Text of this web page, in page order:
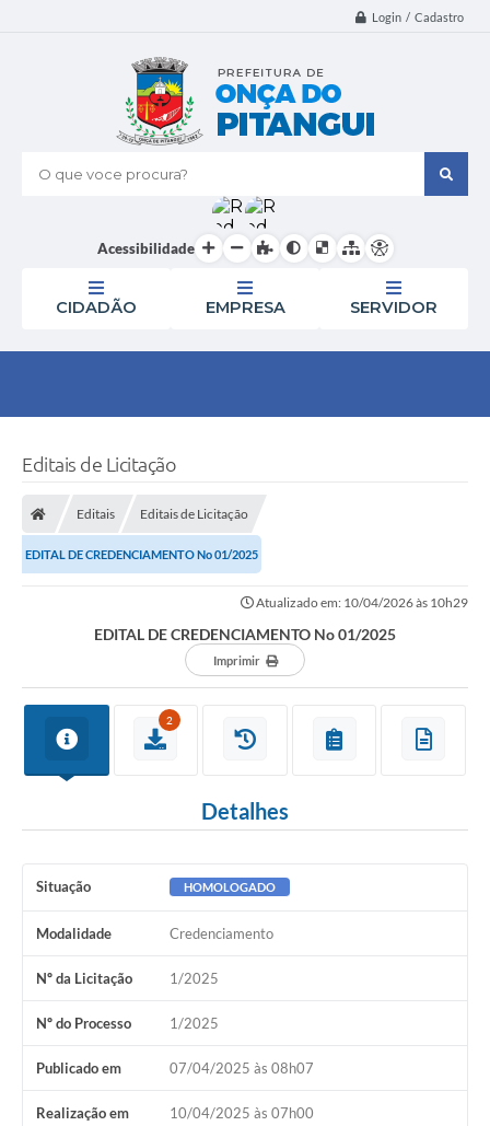
Login / Cadastro
O que voce procura?
Acessibilidade
CIDADÃO EMPRESA SERVIDOR
Editais de Licitação
Editais Editais de Licitação
EDITAL DE CREDENCIAMENTO No 01/2025
Atualizado em: 10/04/2026 às 10h29
EDITAL DE CREDENCIAMENTO No 01/2025
Imprimir
2
Detalhes
Situação HOMOLOGADO
Modalidade Credenciamento
Nº da Licitação 1/2025
Nº do Processo 1/2025
Publicado em 07/04/2025 às 08h07
Realização em 10/04/2025 às 07h00